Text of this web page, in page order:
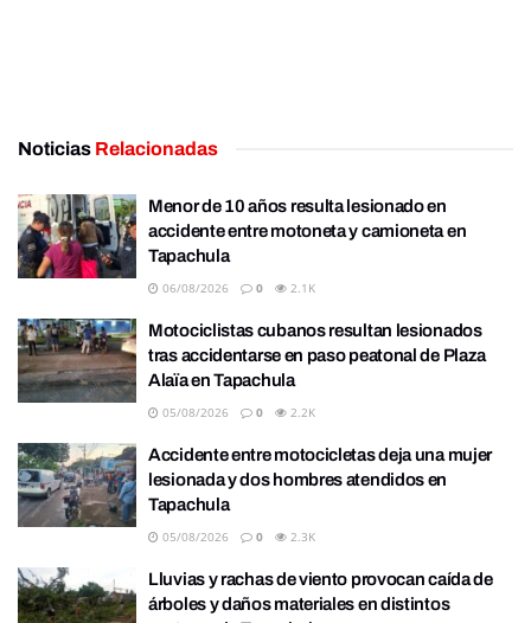
Noticias Relacionadas
Menor de 10 años resulta lesionado en
accidente entre motoneta y camioneta en
Tapachula
06/08/2026 0 2.1K
Motociclistas cubanos resultan lesionados
tras accidentarse en paso peatonal de Plaza
Alaïa en Tapachula
05/08/2026 0 2.2K
Accidente entre motocicletas deja una mujer
lesionada y dos hombres atendidos en
Tapachula
05/08/2026 0 2.3K
Lluvias y rachas de viento provocan caída de
árboles y daños materiales en distintos